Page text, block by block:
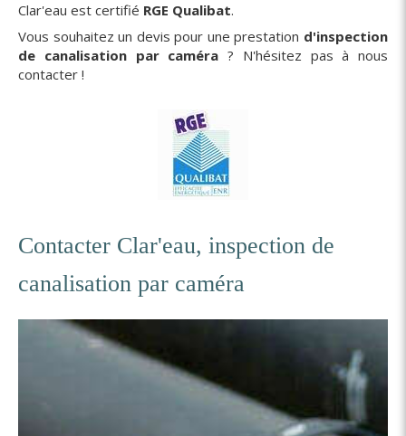
Clar'eau est certifié RGE Qualibat.
Vous souhaitez un devis pour une prestation d'inspection
de canalisation par caméra ? N'hésitez pas à nous
contacter !
Contacter Clar'eau, inspection de
canalisation par caméra